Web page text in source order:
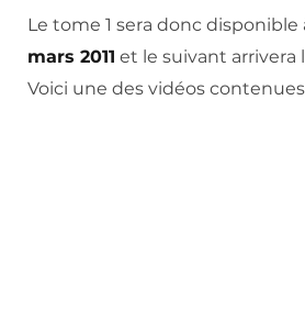
Le tome 1 sera donc disponible
mars 2011 et le suivant arrivera
Voici une des vidéos contenues